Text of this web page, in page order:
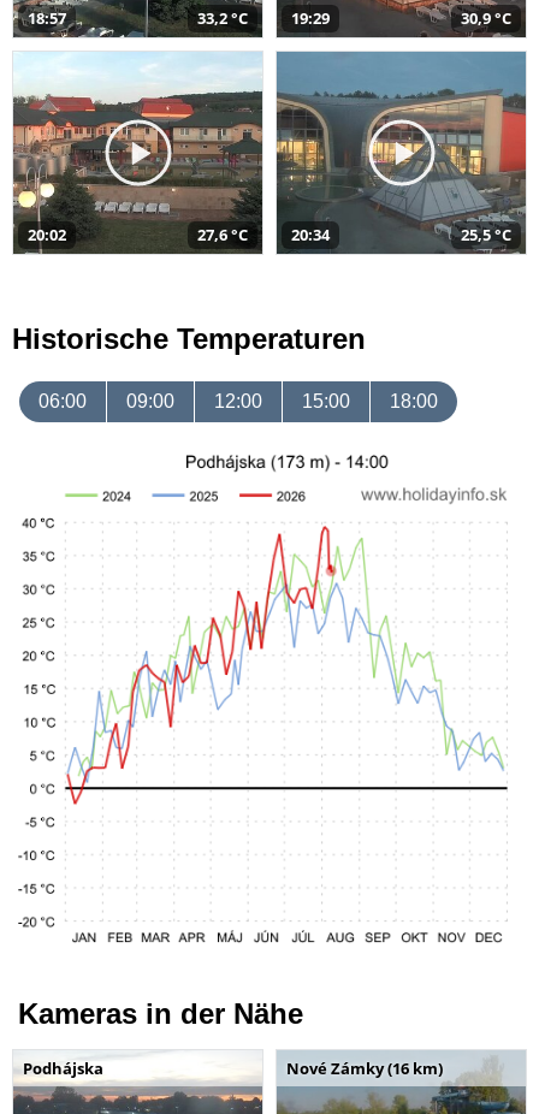
18:57 33,2 °C 19:29 30,9 °C
20:02 27,6 °C 20:34 25,5 °C
Historische Temperaturen
06:00 09:00 12:00 15:00 18:00
Kameras in der Nähe
Podhájska Nové Zámky (16 km)